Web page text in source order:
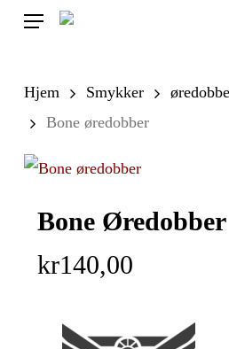
Skip
content
Menu
Hjem Smykker
Bone øredobber
Bone Øredobber
kr140,00